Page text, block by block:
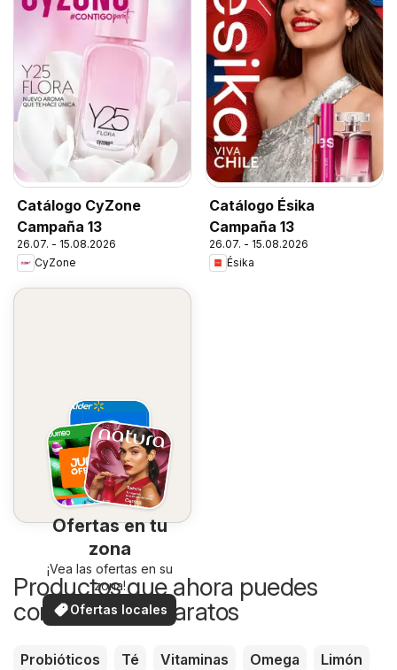
Catálogo CyZone
Campaña 13
26.07. - 15.08.2026
CyZone
Catálogo Ésika
Campaña 13
26.07. - 15.08.2026
Ésika
Ofertas en tu
zona
¡Vea las ofertas en su
zona!
Ofertas locales
Productos que ahora puedes
comprar más baratos
Probióticos Té Vitaminas Omega
Limón